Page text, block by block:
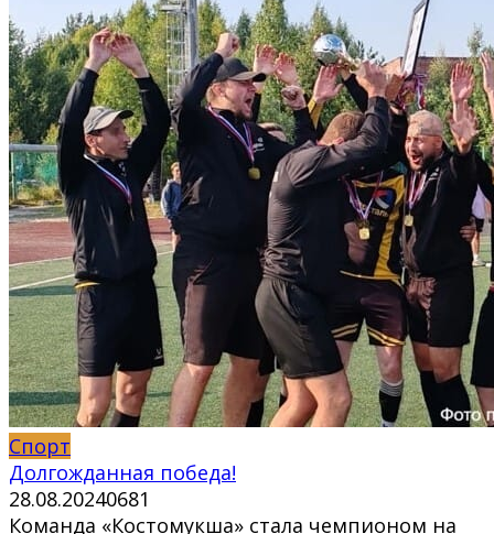
Спорт
Долгожданная победа!
28.08.20240681
Команда «Костомукша» стала чемпионом на